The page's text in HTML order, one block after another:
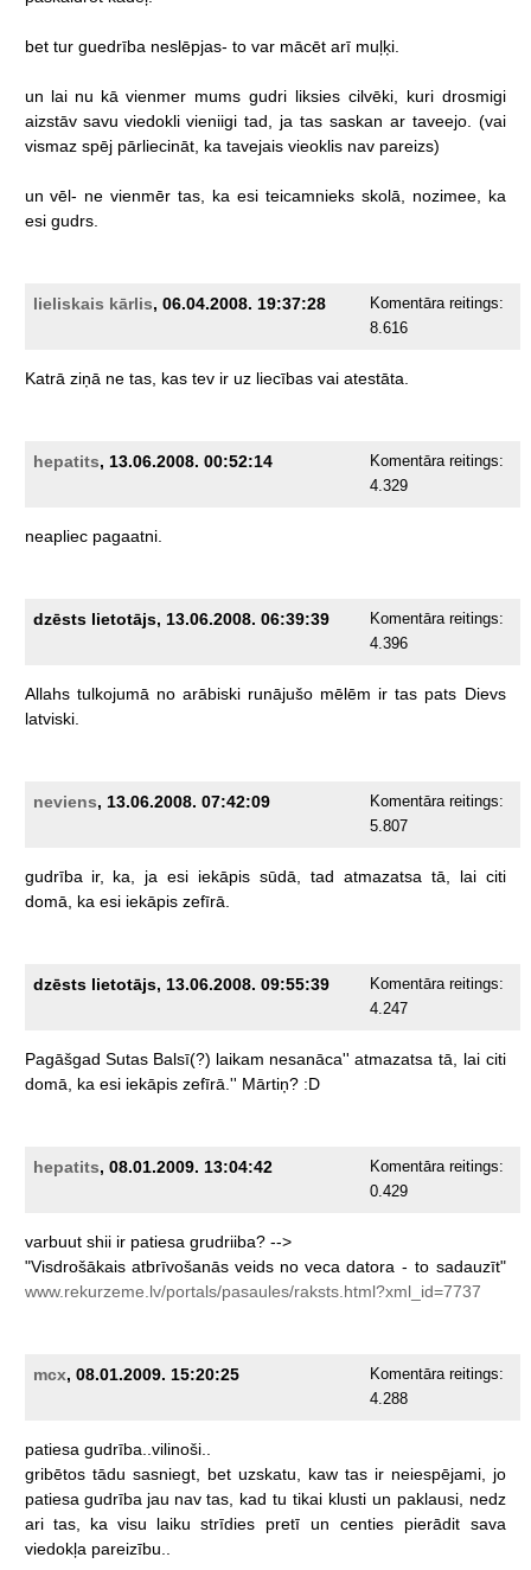
bet tur guedrība neslēpjas- to var mācēt arī muļķi.
un lai nu kā vienmer mums gudri liksies cilvēki, kuri drosmigi
aizstāv savu viedokli vieniigi tad, ja tas saskan ar taveejo.
(vai
vismaz spēj pārliecināt, ka tavejais vieoklis nav pareizs)
un vēl- ne vienmēr tas, ka esi teicamnieks skolā, nozimee,
ka
esi gudrs.
lieliskais kārlis, 06.04.2008. 19:37:28
Komentāra reitings:
8.616
Katrā ziņā ne tas, kas tev ir uz liecības vai atestāta.
hepatits, 13.06.2008. 00:52:14
Komentāra reitings:
4.329
neapliec pagaatni.
dzēsts lietotājs, 13.06.2008. 06:39:39
Komentāra reitings:
4.396
Allahs tulkojumā no arābiski runājušo mēlēm ir tas pats Dievs
latviski.
neviens, 13.06.2008. 07:42:09
Komentāra reitings:
5.807
gudrība ir, ka, ja esi iekāpis sūdā, tad atmazatsa tā, lai citi
domā,
ka esi iekāpis zefīrā.
dzēsts lietotājs, 13.06.2008. 09:55:39
Komentāra reitings:
4.247
Pagāšgad Sutas Balsī(?) laikam nesanāca'' atmazatsa tā, lai citi
domā,
ka esi iekāpis zefīrā.'' Mārtiņ? :D
hepatits, 08.01.2009. 13:04:42
Komentāra reitings:
0.429
varbuut shii ir patiesa grudriiba? -->
"Visdrošākais atbrīvošanās veids no veca datora - to sadauzīt"
www.rekurzeme.lv/portals/pasaules/raksts.html?xml_id=7737
mcx, 08.01.2009. 15:20:25
Komentāra reitings:
4.288
patiesa gudrība..vilinoši..
gribētos tādu sasniegt, bet uzskatu, kaw tas ir neiespējami,
jo
patiesa gudrība jau nav tas, kad tu tikai klusti un paklausi,
nedz
ari tas, ka visu laiku strīdies pretī un centies pierādit sava
viedokļa pareizību..